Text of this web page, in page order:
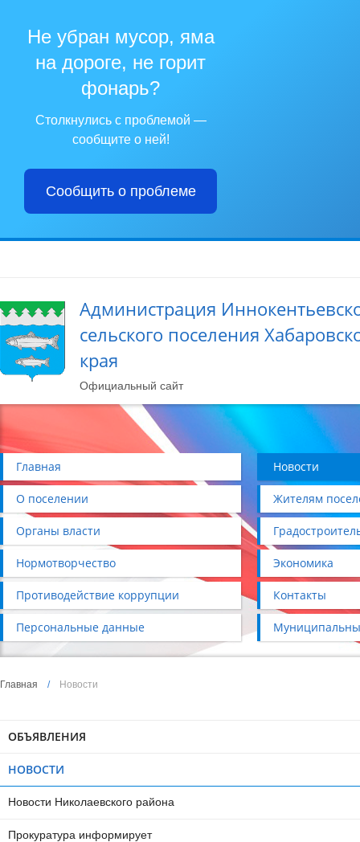
Не убран мусор, яма
на дороге, не горит
фонарь?
Столкнулись с проблемой —
сообщите о ней!
Сообщить о проблеме
Администрация
сельского поселения
края
Официальный сайт
Главная Новости
О поселении Жителям
Органы власти
Нормотворчество Экономика
Противодействие коррупции Контакты
Персональные данные
Главная / Новости
ОБЪЯВЛЕНИЯ
НОВОСТИ
Новости Николаевского района
Прокуратура информирует